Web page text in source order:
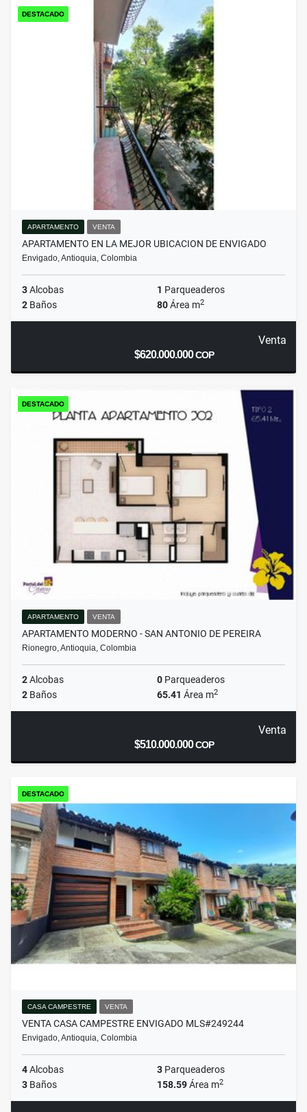
DESTACADO
APARTAMENTO VENTA
APARTAMENTO EN LA MEJOR UBICACION DE ENVIGADO
Envigado, Antioquia, Colombia
3Alcobas 1 Parqueaderos
2 Baños 80Área m2
Venta
$620.000.000COP
DESTACADO
APARTAMENTO VENTA
APARTAMENTO MODERNO - SAN ANTONIO DE PEREIRA
Rionegro, Antioquia, Colombia
2Alcobas 0 Parqueaderos
2 Baños 65.41 Área m2
Venta
$510.000.000COP
DESTACADO
CASA CAMPESTRE VENTA
VENTA CASA CAMPESTRE ENVIGADO MLS#249244
Envigado, Antioquia, Colombia
4Alcobas 3 Parqueaderos
3 Baños 158.59Área m2